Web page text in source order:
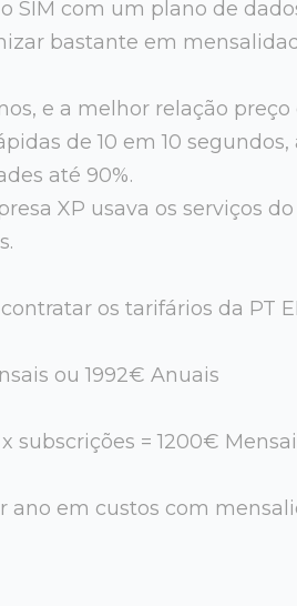
SIM com um plano de
bastante em
e a melhor relação
de 10 em 10
até 90%.
XP usava os serviços
os tarifários da PT
ou 1992€ Anuais
subscrições = 1200€
ano em custos com